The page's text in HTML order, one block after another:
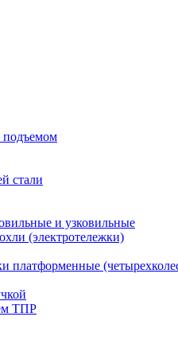
стали
и узковильные
(электротележки)
платформенные
ТПР